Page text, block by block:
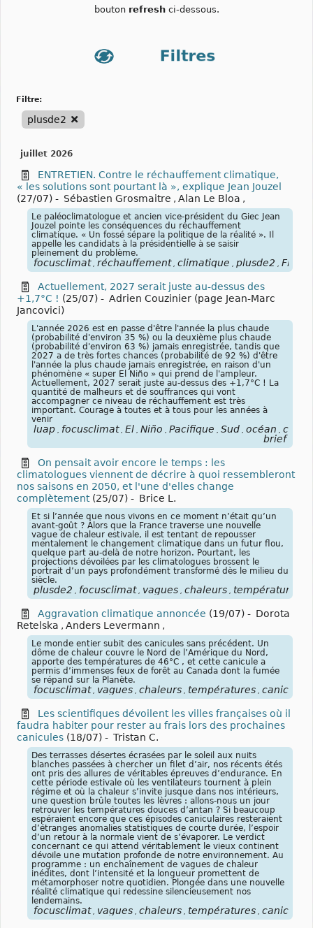
bouton refreshci-dessous.
filtre:
plusde2
juillet 2026
ENTRETIEN. Contre le réchauffement climatique,
« les solutions sont pourtant là », explique Jean Jouzel
(27/07) - Sébastien Grosmaitre , Alan Le Bloa ,
Le paléoclimatologue et ancien vice-président du Giec Jean
Jouzel pointe les conséquences du réchauffement
climatique. « Un fossé sépare la politique de la réalité ». Il
appelle les candidats à la présidentielle à se saisir
pleinement du problème.
focusclimat , réchauffement , climatique , plusde2 ,
Actuellement, 2027 serait juste au-dessus des
+1,7°C ! (25/07) - Adrien Couzinier (page Jean-Marc
Jancovici)
L'année 2026 est en passe d'être l'année la plus chaude
(probabilité d'environ 35 %) ou la deuxième plus chaude
(probabilité d'environ 63 %) jamais enregistrée, tandis que
2027 a de très fortes chances (probabilité de 92 %) d'être
l'année la plus chaude jamais enregistrée, en raison d'un
phénomène « super El Niño » qui prend de l'ampleur.
Actuellement, 2027 serait juste au-dessus des +1,7°C ! La
quantité de malheurs et de souffrances qui vont
accompagner ce niveau de réchauffement est très
important. Courage à toutes et à tous pour les années à
venir
luap , focusclimat , El , Niño , Pacifique , Sud , océan ,
brief
On pensait avoir encore le temps : les
climatologues viennent de décrire à quoi ressembleront
nos saisons en 2050, et l'une d'elles change
complètement(25/07) - Brice L.
Et si l’année que nous vivons en ce moment n’était qu’un
avant-goût ? Alors que la France traverse une nouvelle
vague de chaleur estivale, il est tentant de repousser
mentalement le changement climatique dans un futur flou,
quelque part au-delà de notre horizon. Pourtant, les
projections dévoilées par les climatologues brossent le
portrait d’un pays profondément transformé dès le milieu du
siècle.
plusde2 , focusclimat , vagues , chaleurs , températures
Aggravation climatique annoncée (19/07) - Dorota
Retelska , Anders Levermann ,
Le monde entier subit des canicules sans précédent. Un
dôme de chaleur couvre le Nord de l’Amérique du Nord,
apporte des températures de 46°C , et cette canicule a
permis d’immenses feux de forêt au Canada dont la fumée
se répand sur la Planète.
focusclimat , vagues , chaleurs , températures , canicules
Les scientifiques dévoilent les villes françaises où il
faudra habiter pour rester au frais lors des prochaines
canicules (18/07) - Tristan C.
Des terrasses désertes écrasées par le soleil aux nuits
blanches passées à chercher un filet d’air, nos récents étés
ont pris des allures de véritables épreuves d’endurance. En
cette période estivale où les ventilateurs tournent à plein
régime et où la chaleur s’invite jusque dans nos intérieurs,
une question brûle toutes les lèvres : allons-nous un jour
retrouver les températures douces d’antan ? Si beaucoup
espéraient encore que ces épisodes caniculaires resteraient
d’étranges anomalies statistiques de courte durée, l’espoir
d’un retour à la normale vient de s’évaporer. Le verdict
concernant ce qui attend véritablement le vieux continent
dévoile une mutation profonde de notre environnement. Au
programme : un enchaînement de vagues de chaleur
inédites, dont l’intensité et la longueur promettent de
métamorphoser notre quotidien. Plongée dans une nouvelle
réalité climatique qui redessine silencieusement nos
lendemains.
focusclimat , vagues , chaleurs , températures , canicules